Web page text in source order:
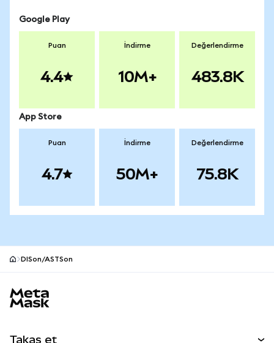
Google Play
Puan
4.4
İndirme
10M+
Değerlendirme
483.8K
App Store
Puan
4.7
İndirme
50M+
Değerlendirme
75.8K
DISon/ASTSon
Takas et